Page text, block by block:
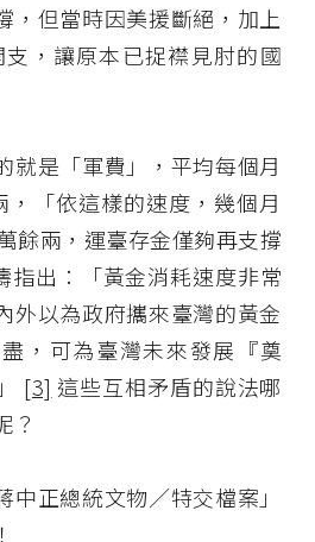
，但當時因美援斷絕，加上
，讓原本已捉襟見肘的國
就是「軍費」，平均每個月
，「依這樣的速度，幾個月
餘兩，運臺存金僅夠再支撐
指出：「黃金消耗速度非常
外以為政府攜來臺灣的黃金
，可為臺灣未來發展『奠
[3] 這些互相矛盾的說法哪
？
正總統文物／特交檔案」